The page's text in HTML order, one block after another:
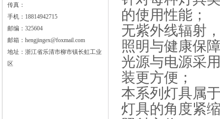
传真：
手机：18814942715
邮编：325604
邮箱：hengjingex@foxmail.com
地址：浙江省乐清市柳市镇长虹工业
区
的使用性能；
无紫外线辐射
照明与健康保
光源与电源采
装更方便；
本系列灯具属
灯具的角度紧